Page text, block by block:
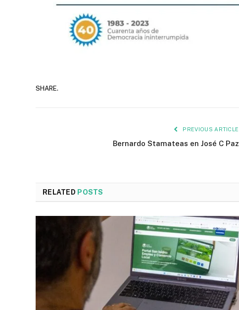
SHARE.
PREVIOUS ARTICLE
Bernardo Stamateas en José C Paz
RELATED POSTS